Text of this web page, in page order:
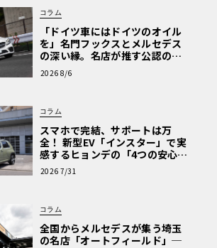
コラム
「ドイツ車にはドイツのオイル
を」名門フックスとメルセデス
の深い縁。名店が推す公認の安
心と、Cクラスで味わうシルキー
な走り〈PR〉
2026 8/6
コラム
スマホで完結、サポートは万
全！ 新型EV「インスター」で実
感するヒョンデの「4つの安心」
【第1回・ヒョンデ6つの疑問：
Why? Hyundai?】〈PR〉
2026 7/31
コラム
全国からメルセデスが集う埼玉
の名店「オートフィールド」─